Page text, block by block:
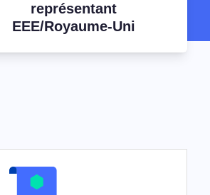
représentant
EEE/Royaume-Uni